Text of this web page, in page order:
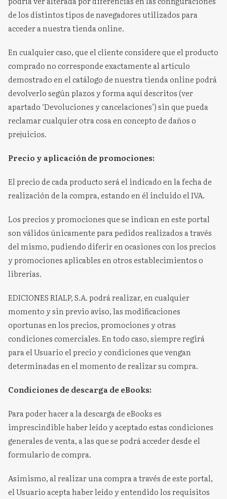
de los distintos tipos de navegadores utilizados para
acceder a nuestra tienda online.
En cualquier caso, que el cliente considere que el producto
comprado no corresponde exactamente al artículo
demostrado en el catálogo de nuestra tienda online podrá
devolverlo según plazos y forma aquí descritos (ver
apartado ‘Devoluciones y cancelaciones’) sin que pueda
reclamar cualquier otra cosa en concepto de daños o
prejuicios.
Precio y aplicación de promociones:
El precio de cada producto será el indicado en la fecha de
realización de la compra, estando en él incluido el IVA.
Los precios y promociones que se indican en este portal
son válidos únicamente para pedidos realizados a través
del mismo, pudiendo diferir en ocasiones con los precios
y promociones aplicables en otros establecimientos o
librerías.
EDICIONES RIALP, S.A. podrá realizar, en cualquier
momento y sin previo aviso, las modificaciones
oportunas en los precios, promociones y otras
condiciones comerciales. En todo caso, siempre regirá
para el Usuario el precio y condiciones que vengan
determinadas en el momento de realizar su compra.
Condiciones de descarga de eBooks:
Para poder hacer a la descarga de eBooks es
imprescindible haber leído y aceptado estas condiciones
generales de venta, a las que se podrá acceder desde el
formulario de compra.
Asimismo, al realizar una compra a través de este portal,
el Usuario acepta haber leído y entendido los requisitos